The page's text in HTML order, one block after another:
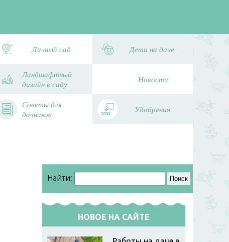
Дачный сад Дети на даче
Ландшафтный
дизайн в саду
Новости
Советы для
дачников
Удобрения
Найти:
НОВОЕ НА САЙТЕ